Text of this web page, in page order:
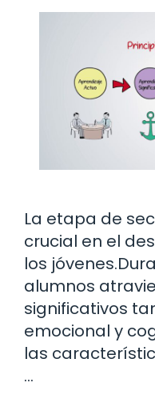
La etapa de
crucial en el
los
alumnos
significativos
emocional y
las
…